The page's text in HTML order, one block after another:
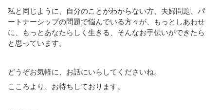
私と同じように、自分のことがわからない方、夫婦問題、パ
ートナーシップの問題で悩んでいる方々が、もっとしあわせ
に、もっとあなたらしく生きる、そんなお手伝いができたら
と思っています。
どうぞお気軽に、お話にいらしてくださいね。
こころより、お待ちしております。